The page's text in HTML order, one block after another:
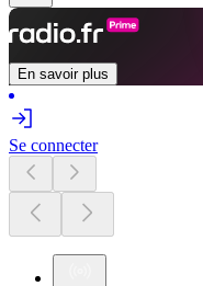
En savoir plus
Se connecter